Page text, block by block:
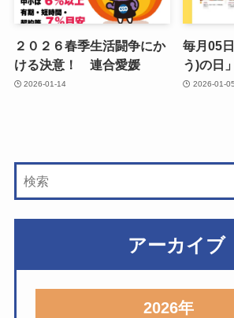
２０２６春季生活闘争にか
ける決意！ 連合愛媛
2026-01-14
毎月05
う)の日
2026-01-05
アーカイブ
2026年